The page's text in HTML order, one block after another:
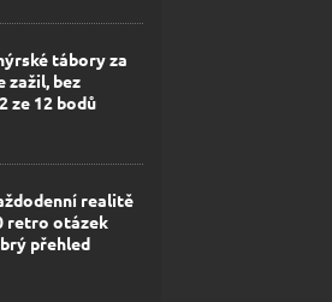
tábory za
zažil, bez
ze 12 bodů
realitě
retro otázek
přehled